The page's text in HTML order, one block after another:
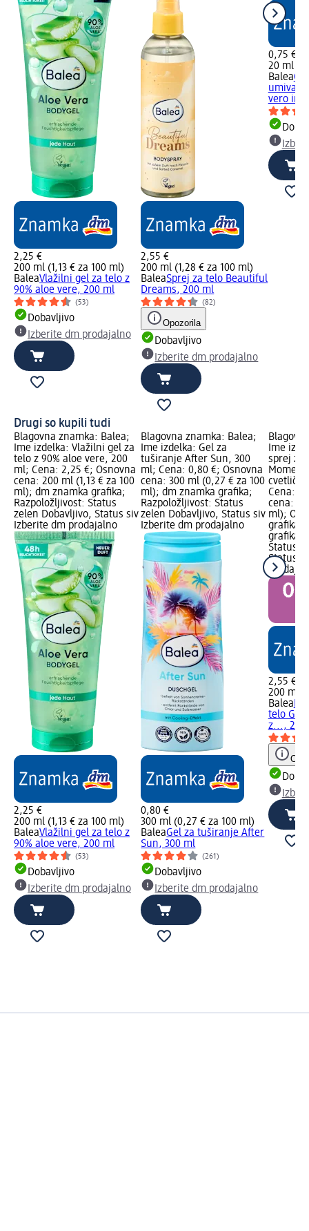
2,25 €
200 ml (1,13 € za 100 ml)
BaleaVlažilni gel za telo z
90% aloe vere, 200 ml
(53)
Dobavljivo
Izberite dm prodajalno
2,55 €
200 ml (1,28 € za 100 ml)
BaleaSprej za telo Beautiful
Dreams, 200 ml
(82)
Opozorila
Dobavljivo
Izberite dm prodajalno
0,75 €
20 ml
Balea
vero
Drugi so kupili tudi
Blagovna znamka: Balea;
Ime izdelka: Vlažilni gel za
telo z 90% aloe vere, 200
ml; Cena: 2,25 €; Osnovna
cena: 200 ml (1,13 € za 100
ml); dm znamka grafika;
Razpoložljivost: Status
zelen Dobavljivo, Status siv
Izberite dm prodajalno
2,25 €
200 ml (1,13 € za 100 ml)
BaleaVlažilni gel za telo z
90% aloe vere, 200 ml
(53)
Dobavljivo
Izberite dm prodajalno
Blagovna znamka: Balea;
Ime izdelka: Gel za
tuširanje After Sun, 300
ml; Cena: 0,80 €; Osnovna
cena: 300 ml (0,27 € za 100
ml); dm znamka grafika;
Razpoložljivost: Status
zelen Dobavljivo, Status siv
Izberite dm prodajalno
0,80 €
300 ml (0,27 € za 100 ml)
BaleaGel za tuširanje After
Sun, 300 ml
(261)
Dobavljivo
Izberite dm prodajalno
Ime
sprej za
Cena:
cena:
ml);
grafika,
grafika;
Status
Status
2,55 €
200 ml
Balea
telo
z..., 200